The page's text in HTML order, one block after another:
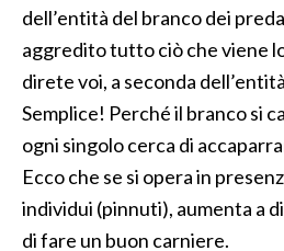
dell’entità del branco dei
aggredito tutto ciò che viene
direte voi, a seconda
Semplice! Perché il branco si
ogni singolo cerca di
Ecco che se si opera in
individui (pinnuti), aumenta a
di fare un buon carniere.